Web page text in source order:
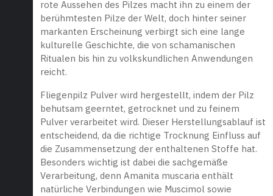
rote Aussehen des Pilzes macht ihn zu einem der
berühmtesten Pilze der Welt, doch hinter seiner
markanten Erscheinung verbirgt sich eine lange
kulturelle Geschichte, die von schamanischen
Ritualen bis hin zu volkskundlichen Anwendungen
reicht.
Fliegenpilz Pulver wird hergestellt, indem der Pilz
behutsam geerntet, getrocknet und zu feinem
Pulver verarbeitet wird. Dieser Herstellungsablauf ist
entscheidend, da die richtige Trocknung Einfluss auf
die Zusammensetzung der enthaltenen Stoffe hat.
Besonders wichtig ist dabei die sachgemäße
Verarbeitung, denn Amanita muscaria enthält
natürliche Verbindungen wie Muscimol sowie